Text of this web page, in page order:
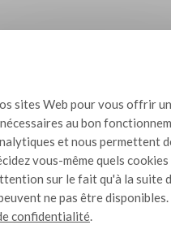
sites Web pour vous offrir
au bon
et nous permettent
vous-même quels
sur le fait qu'à la suite
ne pas être
confidentialité.
et habanero Bresc
ail rôti et soja
viande de porc
chinois)